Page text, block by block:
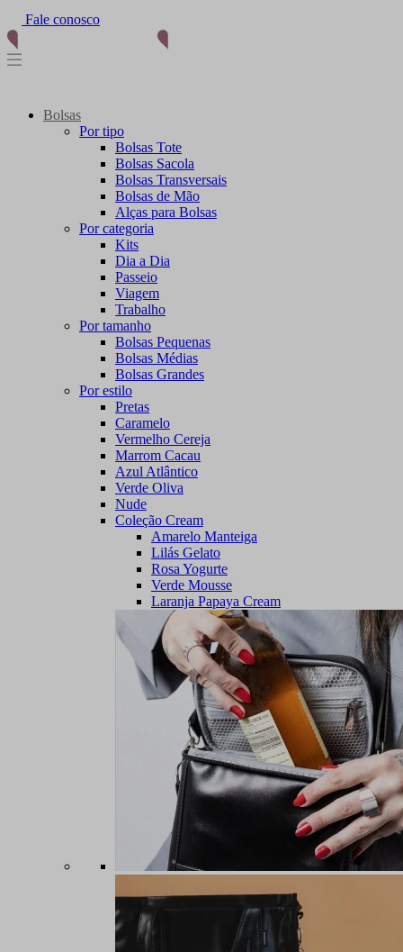
Fale conosco
Bolsas
Por tipo
Bolsas Tote
Bolsas Sacola
Bolsas Transversais
Bolsas de Mão
Alças para Bolsas
Por categoria
Kits
Dia a Dia
Passeio
Viagem
Trabalho
Por tamanho
Bolsas Pequenas
Bolsas Médias
Bolsas Grandes
Por estilo
Pretas
Caramelo
Vermelho Cereja
Marrom Cacau
Azul Atlântico
Verde Oliva
Nude
Coleção Cream
Amarelo Manteiga
Lilás Gelato
Rosa Yogurte
Verde Mousse
Laranja Papaya Cream